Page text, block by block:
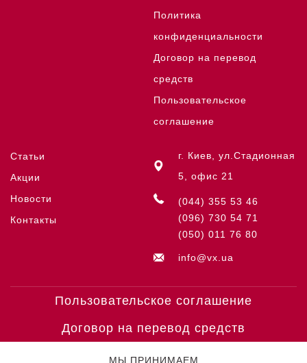
Политика
конфиденциальности
Договор на перевод
средств
Пользовательское
соглашение
Статьи
Акции
Новости
Контакты
г. Киев, ул.Стадионная
5, офис 21
(044) 355 53 46
(096) 730 54 71
(050) 011 76 80
info@vx.ua
Пользовательское соглашение
Договор на перевод средств
МЫ ПРИНИМАЕМ